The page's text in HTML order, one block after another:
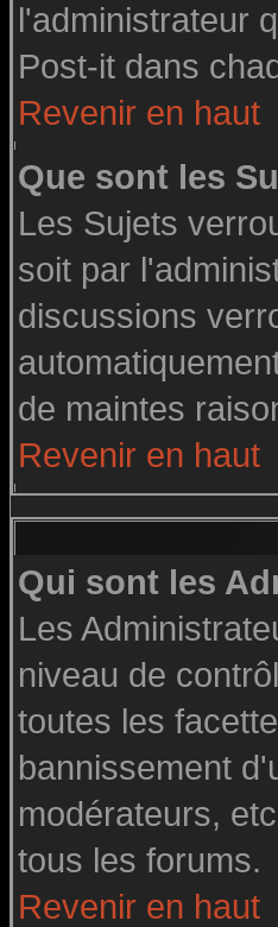
l'administrateur
Post-it dans
Revenir en haut
Que sont les
Les Sujets
soit par
discussions
de maintes
Revenir en haut
Qui sont les
Les
niveau de
toutes les
bannissement
modérateurs,
tous les forums.
Revenir en haut